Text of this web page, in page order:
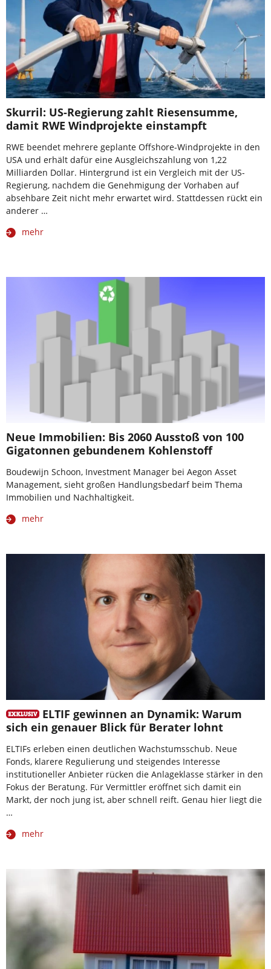
Skurril: US-Regierung zahlt Riesensumme,
damit RWE Windprojekte einstampft
RWE beendet mehrere geplante Offshore-Windprojekte in den
USA und erhält dafür eine Ausgleichszahlung von 1,22
Milliarden Dollar. Hintergrund ist ein Vergleich mit der US-
Regierung, nachdem die Genehmigung der Vorhaben auf
absehbare Zeit nicht mehr erwartet wird. Stattdessen rückt ein
anderer …
mehr
Neue Immobilien: Bis 2060 Ausstoß von 100
Gigatonnen gebundenem Kohlenstoff
Boudewijn Schoon, Investment Manager bei Aegon Asset
Management, sieht großen Handlungsbedarf beim Thema
Immobilien und Nachhaltigkeit.
mehr
ELTIF gewinnen an Dynamik: Warum
sich ein genauer Blick für Berater lohnt
ELTIFs erleben einen deutlichen Wachstumsschub. Neue
Fonds, klarere Regulierung und steigendes Interesse
institutioneller Anbieter rücken die Anlageklasse stärker in den
Fokus der Beratung. Für Vermittler eröffnet sich damit ein
Markt, der noch jung ist, aber schnell reift. Genau hier liegt die
…
mehr